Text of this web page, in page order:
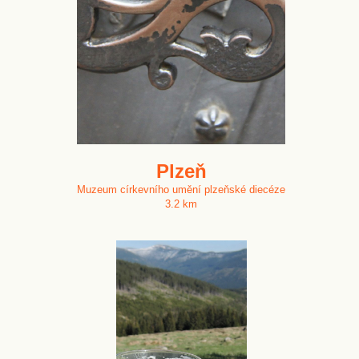
Plzeň
Muzeum církevního umění plzeňské diecéze
3.2 km